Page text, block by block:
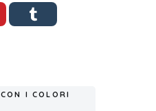
I COLORI